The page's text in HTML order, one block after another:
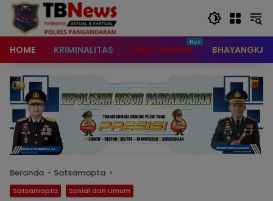
content
HOME KRIMINALITAS PRESS RELEASE BHAYANGKARI
Beranda Satsamapta
Satsamapta Sosial dan Umum